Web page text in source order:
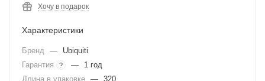
Хочу в подарок
Характеристики
Бренд —
Ubiquiti
Гарантия
? —
1 год
Длина в упаковке — 320